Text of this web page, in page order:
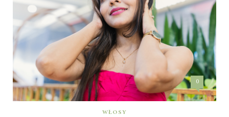
0
WŁOSY